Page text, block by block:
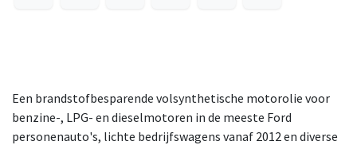
Een brandstofbesparende volsynthetische motorolie voor
benzine-, LPG- en dieselmotoren in de meeste Ford
personenauto's, lichte bedrijfswagens vanaf 2012 en diverse